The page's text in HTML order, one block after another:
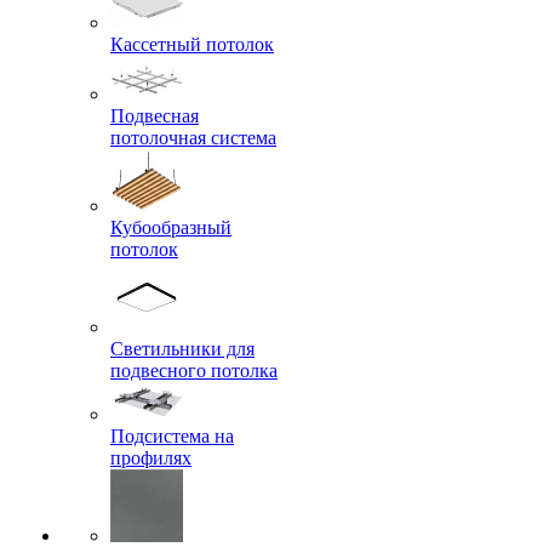
Кассетный потолок
Подвесная
потолочная система
Кубообразный
потолок
Светильники для
подвесного потолка
Подсистема на
профилях